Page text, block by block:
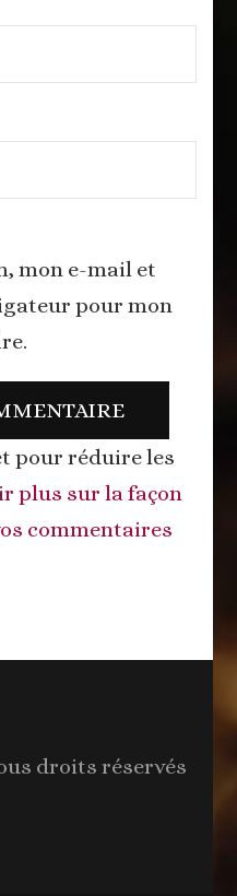
mon e-mail et
pour mon
pour réduire les
plus sur la façon
commentaires
droits réservés